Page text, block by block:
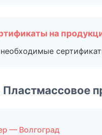
на
— Волгоград